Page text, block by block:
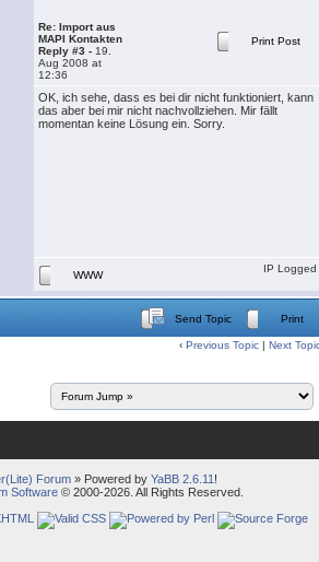
Re: Import aus
MAPI Kontakten
Reply #3 - 19.
Aug 2008 at
12:36
Print Post
OK, ich sehe, dass es bei dir nicht funktioniert, kann
das aber bei mir nicht nachvollziehen. Mir fällt
momentan keine Lösung ein. Sorry.
WWW
IP Logged
Send Topic Print
‹ Previous Topic | Next
Forum» Powered by YaBB 2.6.11 !
Software© 2000-2026. All Rights Reserved.